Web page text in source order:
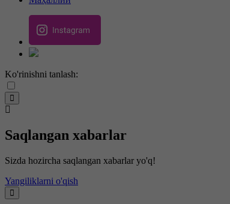
Ko'rinishni tanlash:
Saqlangan xabarlar
Sizda hozircha saqlangan xabarlar yo'q!
Yangiliklarni o'qish